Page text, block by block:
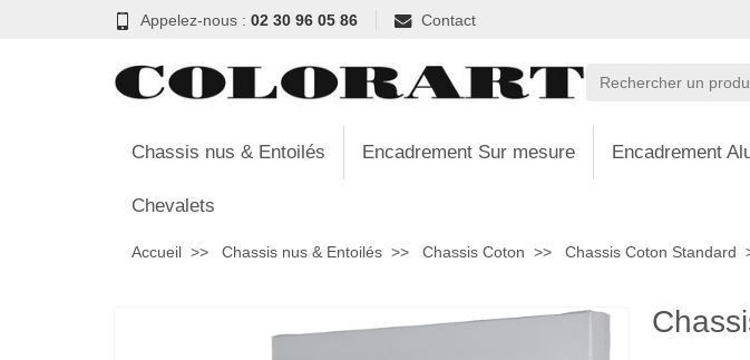
Appelez-nous : 02 30 96 05 86 Contact
Chassis nus & Entoilés Encadrement Sur mesure Encadrement
Chevalets
Accueil Chassis nus & Entoilés Chassis Coton Chassis Coton Standard